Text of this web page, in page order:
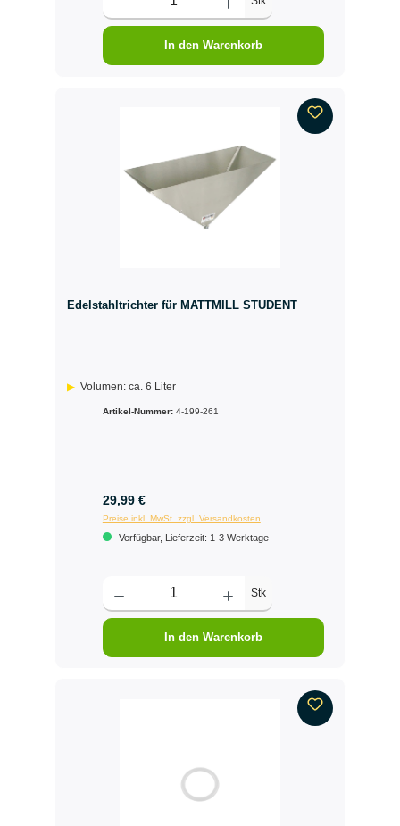
In den Warenkorb
Edelstahltrichter für MATTMILL STUDENT
Volumen: ca. 6 Liter
Artikel-Nummer: 4-199-261
29,99 €
Preise inkl. MwSt. zzgl. Versandkosten
Verfügbar, Lieferzeit: 1-3 Werktage
Stk
In den Warenkorb